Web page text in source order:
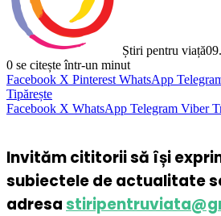
Știri pentru viață
0 se citește într-un minut
Facebook X Pinterest WhatsApp
Tipărește
Facebook X WhatsApp Telegram Viber
Invităm cititorii să își
subiectele de actualitate
adresa